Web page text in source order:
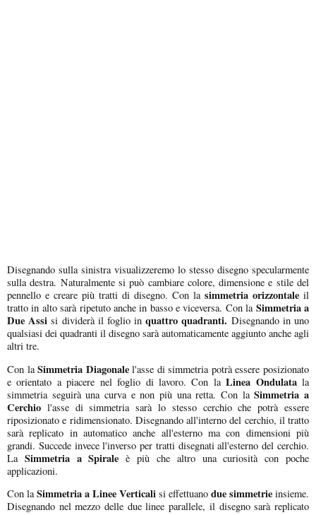
Disegnando sulla sinistra visualizzeremo lo stesso disegno specularmente
sulla destra. Naturalmente si può cambiare colore, dimensione e stile del
pennello e creare più tratti di disegno. Con la simmetria orizzontale il
tratto in alto sarà ripetuto anche in basso e viceversa. Con la Simmetria a
Due Assi si dividerà il foglio inquattro quadranti. Disegnando in uno
qualsiasi dei quadranti il disegno sarà automaticamente aggiunto anche agli
altri tre.
Con laSimmetria Diagonalel'asse di simmetria potrà essere posizionato
e orientato a piacere nel foglio di lavoro. Con laLinea Ondulatala
simmetria seguirà una curva e non più una retta. Con laSimmetria a
Cerchio l'asse di simmetria sarà lo stesso cerchio che potrà essere
riposizionato e ridimensionato. Disegnando all'interno del cerchio, il tratto
sarà replicato in automatico anche all'esterno ma con dimensioni più
grandi. Succede invece l'inverso per tratti disegnati all'esterno del cerchio.
La Simmetria a Spirale è più che altro una curiosità con poche
applicazioni.
Con laSimmetria a Linee Verticali si effettuano due simmetrie insieme.
Disegnando nel mezzo delle due linee parallele, il disegno sarà replicato